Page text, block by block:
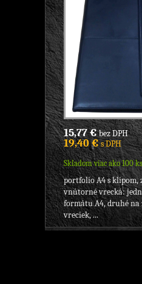
15,77 €bez DPH
19,40 €s DPH
Skladom viac ako 100 ks
portfolio A4 s klipom,
vnútorné vrecká:
formátu A4, druhé na
vreciek, ...